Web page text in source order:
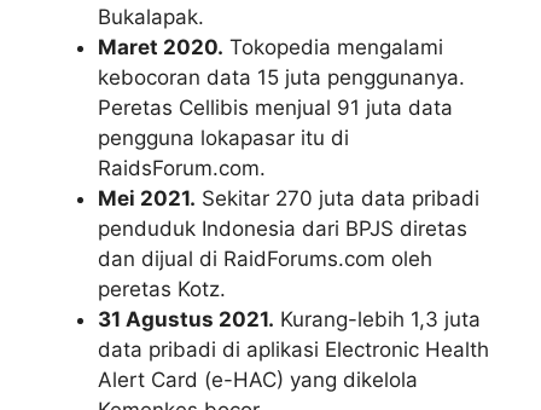
Bukalapak.
Maret 2020. Tokopedia mengalami
kebocoran data 15 juta penggunanya.
Peretas Cellibis menjual 91 juta data
pengguna lokapasar itu di
RaidsForum.com.
Mei 2021. Sekitar 270 juta data pribadi
penduduk Indonesia dari BPJS diretas
dan dijual di RaidForums.com oleh
peretas Kotz.
31 Agustus 2021. Kurang-lebih 1,3 juta
data pribadi di aplikasi Electronic Health
Alert Card (e-HAC) yang dikelola